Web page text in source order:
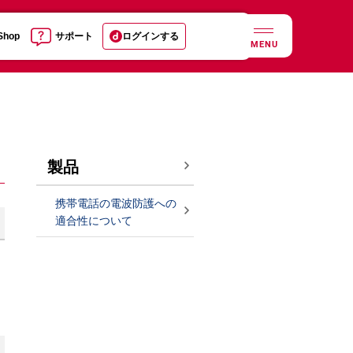
サポート ログインする
MENU
製品
携帯電話の電波防護への
適合性について